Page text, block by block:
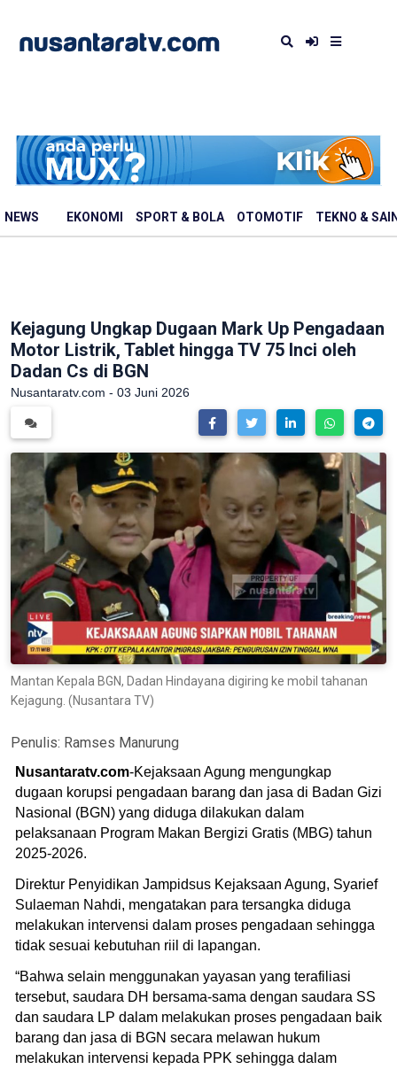
NEWS EKONOMI SPORT & BOLA OTOMOTIF TEKNO &
Kejagung Ungkap Dugaan Mark Up Pengadaan
Motor Listrik, Tablet hingga TV 75 Inci oleh
Dadan Cs di BGN
Nusantaratv.com - 03 Juni 2026
Mantan Kepala BGN, Dadan Hindayana digiring ke mobil tahanan
Kejagung. (Nusantara TV)
Penulis: Ramses Manurung
Nusantaratv.com-Kejaksaan Agung mengungkap
dugaan korupsi pengadaan barang dan jasa di Badan Gizi
Nasional (BGN) yang diduga dilakukan dalam
pelaksanaan Program Makan Bergizi Gratis (MBG) tahun
2025-2026.
Direktur Penyidikan Jampidsus Kejaksaan Agung, Syarief
Sulaeman Nahdi, mengatakan para tersangka diduga
melakukan intervensi dalam proses pengadaan sehingga
tidak sesuai kebutuhan riil di lapangan.
“Bahwa selain menggunakan yayasan yang terafiliasi
tersebut, saudara DH bersama-sama dengan saudara SS
dan saudara LP dalam melakukan proses pengadaan baik
barang dan jasa di BGN secara melawan hukum
melakukan intervensi kepada PPK sehingga dalam